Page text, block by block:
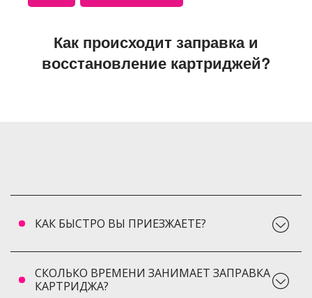
Как происходит заправка и
восстановление картриджей?
КАК БЫСТРО ВЫ ПРИЕЗЖАЕТЕ?
СКОЛЬКО ВРЕМЕНИ ЗАНИМАЕТ ЗАПРАВКА
КАРТРИДЖА?